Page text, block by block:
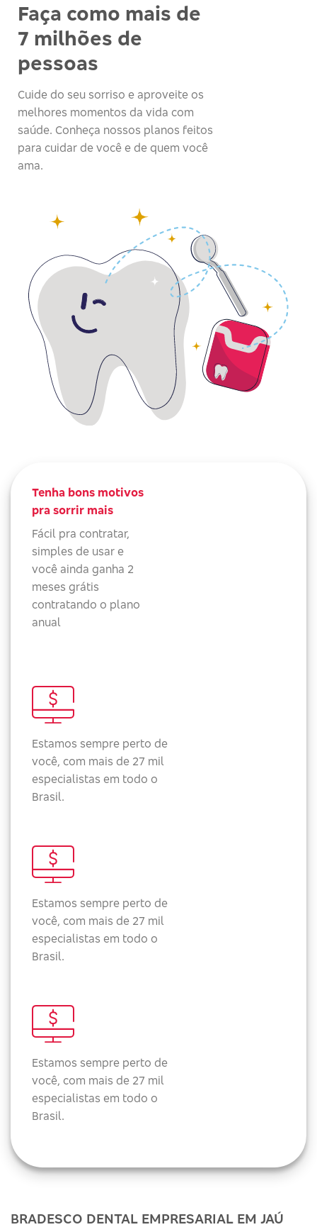
Faça como mais de
7 milhões de
pessoas
Cuide do seu sorriso e aproveite os
melhores momentos da vida com
saúde. Conheça nossos planos feitos
para cuidar de você e de quem você
ama.
Tenha bons motivos
pra sorrir mais
Fácil pra contratar,
simples de usar e
você ainda ganha 2
meses grátis
contratando o plano
anual
Estamos sempre perto de
você, com mais de 27 mil
especialistas em todo o
Brasil.
Estamos sempre perto de
você, com mais de 27 mil
especialistas em todo o
Brasil.
Estamos sempre perto de
você, com mais de 27 mil
especialistas em todo o
Brasil.
BRADESCO DENTAL EMPRESARIAL EM JAÚ